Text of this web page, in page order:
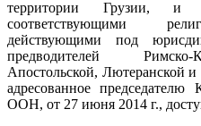
территории Грузии, и
соответствующими
действующими под
предводителей Римско-
Апостольской, Лютеранской и
адресованное
ООН, от 27 июня 2014 г.,